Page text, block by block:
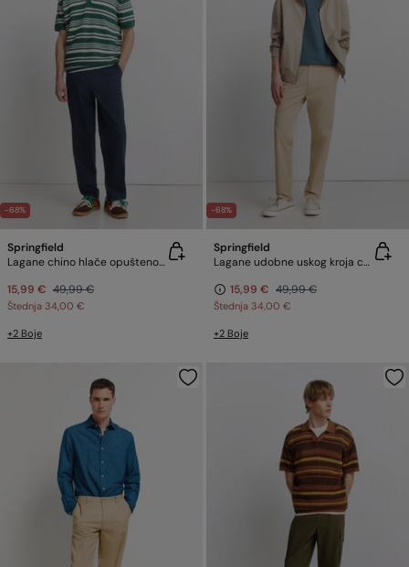
-68%
Springfield
Lagane chino hlače opuštenog kroja
15,99 € 49,99 €
Štednja 34,00 €
+2 Boje
-68%
Springfield
Lagane udobne uskog kroja chino hlače
15,99 € 49,99 €
Štednja 34,00 €
+2 Boje